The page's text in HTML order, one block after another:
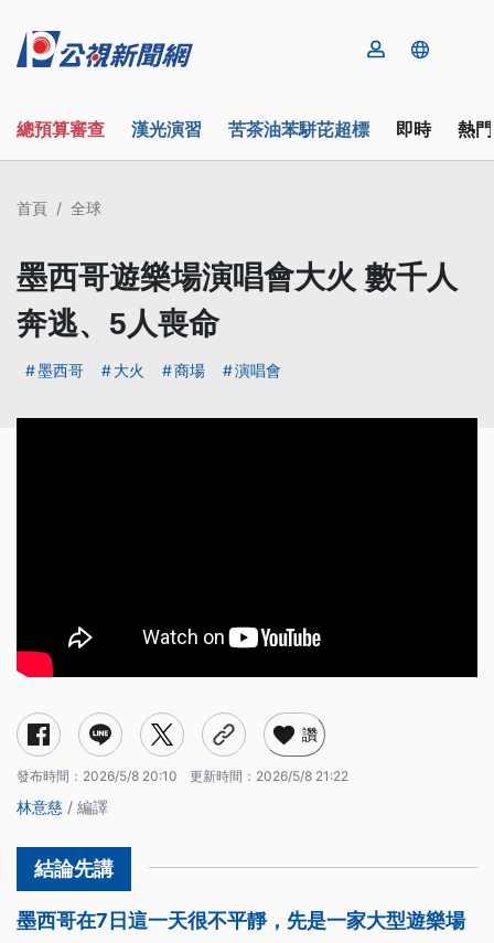
總預算審查 漢光演習 苦茶油苯駢芘超標 即時 熱
首頁 全球
墨西哥遊樂場演唱會大火 數千人
奔逃、5人喪命
墨西哥 大火 商場 演唱會
讚
發布時間： 2026/5/8 20:10 更新時間： 2026/5/8 21:22
林意慈 / 編譯
墨西哥在7日這一天很不平靜，先是一家大型遊樂場